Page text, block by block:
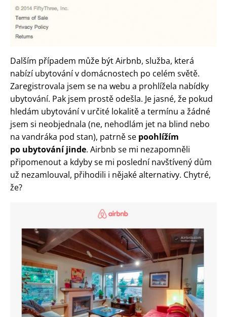
Dalším případem může být Airbnb, služba, která
nabízí ubytování v domácnostech po celém světě.
Zaregistrovala jsem se na webu a prohlížela nabídky
ubytování. Pak jsem prostě odešla. Je jasné, že pokud
hledám ubytování v určité lokalitě a termínu a žádné
jsem si neobjednala (ne, nehodlám jet na blind nebo
na vandráka pod stan), patrně se poohlížím
po ubytování jinde. Airbnb se mi nezapomněli
připomenout a kdyby se mi poslední navštívený dům
už nezamlouval, přihodili i nějaké alternativy. Chytré,
že?